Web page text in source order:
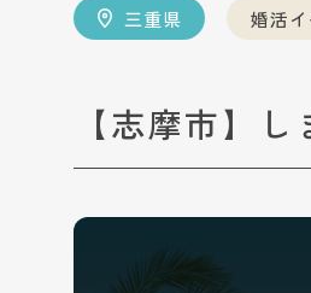
三重県 婚活
【志摩市】